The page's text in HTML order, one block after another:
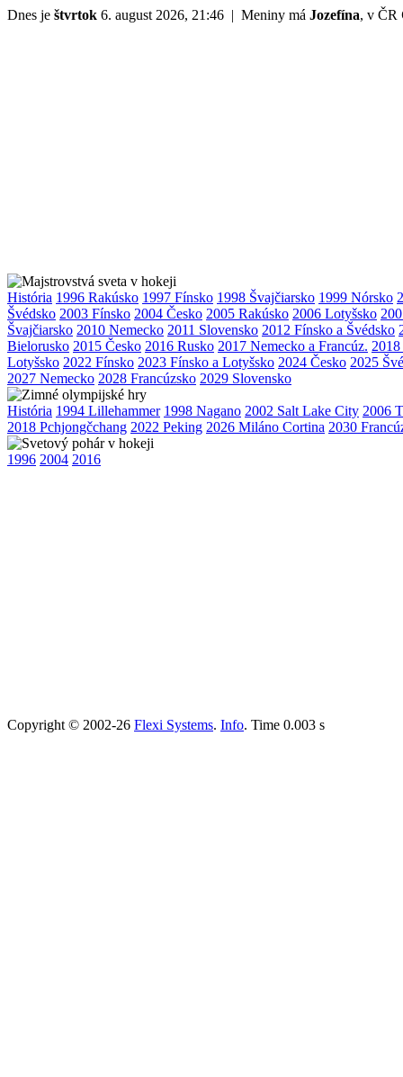
Dnes je štvrtok 6. august 2026, 21:46 | Meniny má Jozefína, v ČR
História 1996 Rakúsko 1997 Fínsko 1998 Švajčiarsko 1999 Nórsko
Švédsko 2003 Fínsko 2004 Česko 2005 Rakúsko 2006 Lotyšsko
Švajčiarsko 2010 Nemecko 2011 Slovensko 2012 Fínsko a Švédsko
Bielorusko 2015 Česko 2016 Rusko 2017 Nemecko a Francúz.
Lotyšsko 2022 Fínsko 2023 Fínsko a Lotyšsko 2024 Česko 2025
2027 Nemecko 2028 Francúzsko 2029 Slovensko
História 1994 Lillehammer 1998 Nagano 2002 Salt Lake City 2006
2018 Pchjongčchang 2022 Peking 2026 Miláno Cortina 2030
1996 2004 2016
Copyright © 2002-26 Flexi Systems. Info. Time 0.003 s